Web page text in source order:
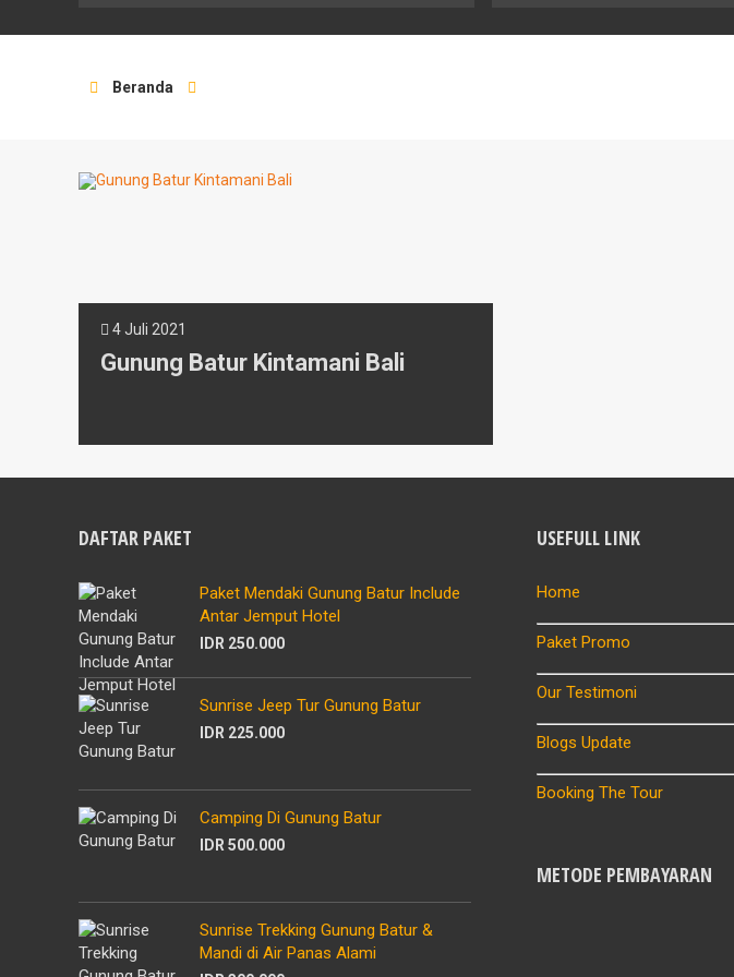
Beranda
4 Juli 2021
Gunung Batur Kintamani Bali
DAFTAR PAKET
Paket Mendaki Gunung Batur Include
Antar Jemput Hotel
IDR 250.000
Sunrise Jeep Tur Gunung Batur
IDR 225.000
Camping Di Gunung Batur
IDR 500.000
Sunrise Trekking Gunung Batur &
Mandi di Air Panas Alami
USEFULL LINK
Home
Paket Promo
Our Testimoni
Blogs Update
Booking The Tour
METODE PEMBAYARAN